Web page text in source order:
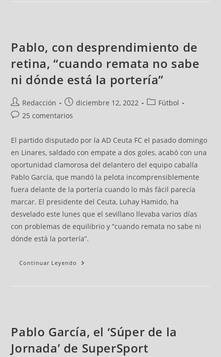
Pablo, con desprendimiento de
retina, “cuando remata no sabe
ni dónde está la portería”
Redacción diciembre 12, 2022
Fútbol
25 comentarios
El partido disputado por la AD Ceuta FC el pasado domingo
en Linares, saldado con empate a dos goles, acabó con una
oportunidad clamorosa del delantero del equipo caballa
Pablo García, que mandó la pelota incomprensiblemente
fuera delante de la portería cuando lo más fácil parecía
marcar. El presidente del Ceuta, Luhay Hamido, ha
desvelado este lunes que el sevillano llevaba varios días
con problemas de equilibrio y “cuando remata no sabe ni
dónde está la portería”.
Continuar Leyendo
Pablo García, el ‘Súper de la
Jornada’ de SuperSport